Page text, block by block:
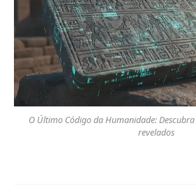
O Último Código da Humanidade:
revelados